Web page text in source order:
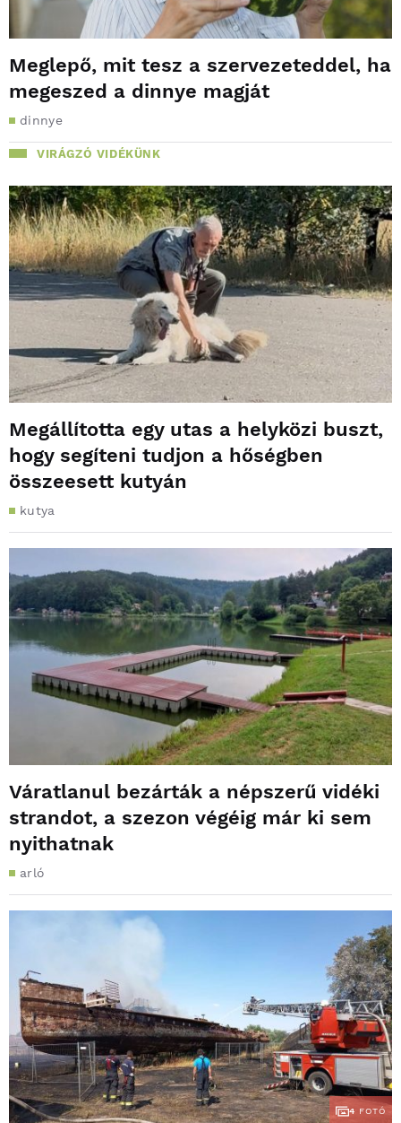
Meglepő, mit tesz a szervezeteddel, ha
megeszed a dinnye magját
dinnye
VIRÁGZÓ VIDÉKÜNK
Megállította egy utas a helyközi buszt,
hogy segíteni tudjon a hőségben
összeesett kutyán
kutya
Váratlanul bezárták a népszerű vidéki
strandot, a szezon végéig már ki sem
nyithatnak
arló
4 FOTÓ